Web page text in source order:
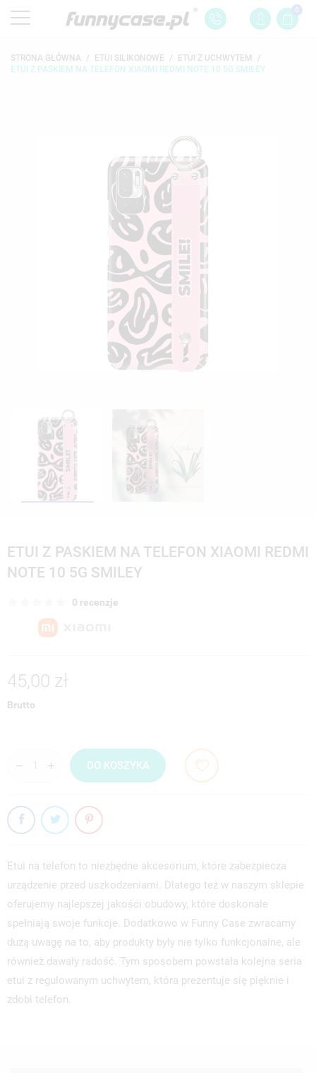
0
STRONA GŁÓWNA ETUI SILIKONOWE
ETUI Z UCHWYTEM
ETUI Z PASKIEM NA TELEFON XIAOMI REDMI NOTE 10 5G SMILEY
ETUI Z PASKIEM NA TELEFON XIAOMI REDMI
NOTE 10 5G SMILEY
0 recenzje
45,00 zł
Brutto
DO KOSZYKA
Etui na telefon to niezbędne akcesorium, które zabezpiecza
urządzenie przed uszkodzeniami. Dlatego też w naszym sklepie
oferujemy najlepszej jakości obudowy, które doskonale
spełniają swoje funkcje. Dodatkowo w Funny Case zwracamy
dużą uwagę na to, aby produkty były nie tylko funkcjonalne, ale
również dawały radość. Tym sposobem powstała kolejna seria
etui z regulowanym uchwytem, która prezentuje się pięknie i
zdobi telefon.